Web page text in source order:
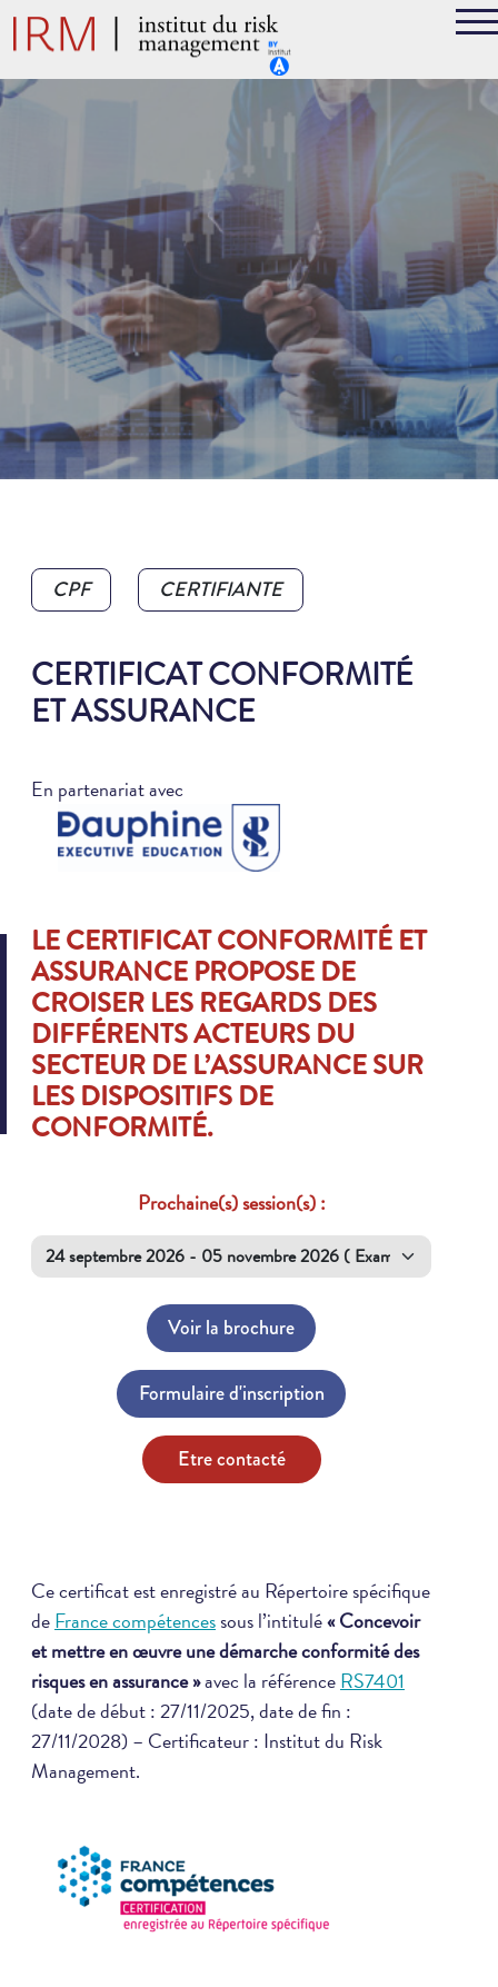
CPF CERTIFIANTE
CERTIFICAT CONFORMITÉ
ET ASSURANCE
En partenariat avec
LE CERTIFICAT CONFORMITÉ ET
ASSURANCE PROPOSE DE
CROISER LES REGARDS DES
DIFFÉRENTS ACTEURS DU
SECTEUR DE L’ASSURANCE SUR
LES DISPOSITIFS DE
CONFORMITÉ.
Prochaine(s) session(s) :
Voir la brochure
Formulaire d'inscription
Etre contacté
Ce certificat est enregistré au Répertoire spécifique
deFrance compétencessous l’intitulé«Concevoir
et mettre en œuvre une démarche conformité des
risques en assurance »avec la référenceRS7401
(date de début : 27/11/2025, date de fin :
27/11/2028) – Certificateur : Institut du Risk
Management.